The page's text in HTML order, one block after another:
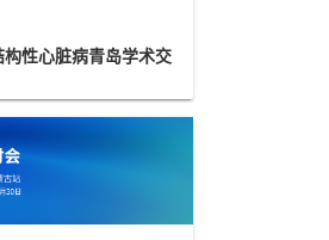
性心脏病青岛学术交